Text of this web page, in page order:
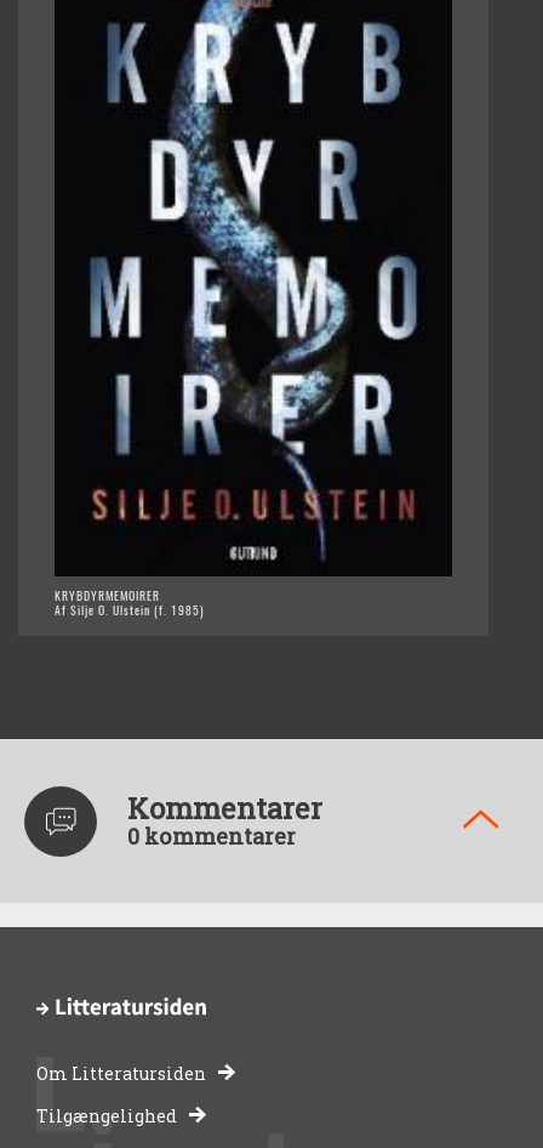
KRYBDYRMEMOIRER
Af Silje O. Ulstein (f. 1985)
Kommentarer
0 kommentarer
-
Om Litteratursiden
Tilgængelighed